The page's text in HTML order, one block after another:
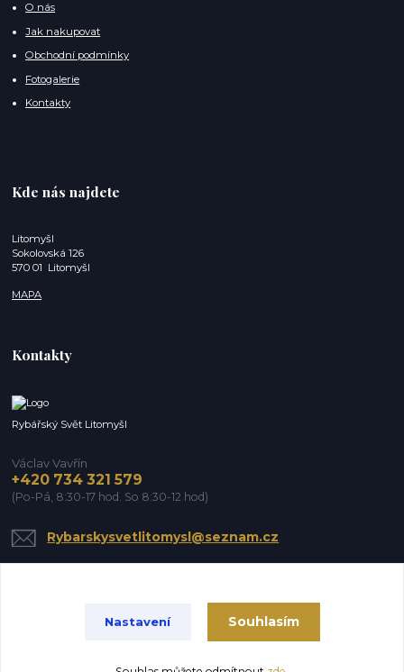
O nás
Jak nakupovat
Obchodní podmínky
Fotogalerie
Kontakty
Kde nás najdete
Litomyšl
Sokolovská 126
570 01 Litomyšl
MAPA
Kontakty
Rybářský Svět Litomyšl
Václav Vavřín
+420 734 321 579
(Po-Pá, 8:30-17 hod. So 8:30-12 hod)
Rybarskysvetlitomysl@seznam.cz
Nastavení Souhlasím